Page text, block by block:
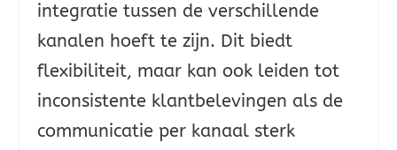
integratie tussen de verschillende
kanalen hoeft te zijn. Dit biedt
flexibiliteit, maar kan ook leiden tot
inconsistente klantbelevingen als de
communicatie per kanaal sterk